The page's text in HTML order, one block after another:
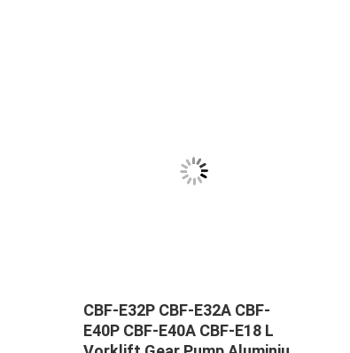
CBF-E32P CBF-E32A CBF-
E40P CBF-E40A CBF-E18 L